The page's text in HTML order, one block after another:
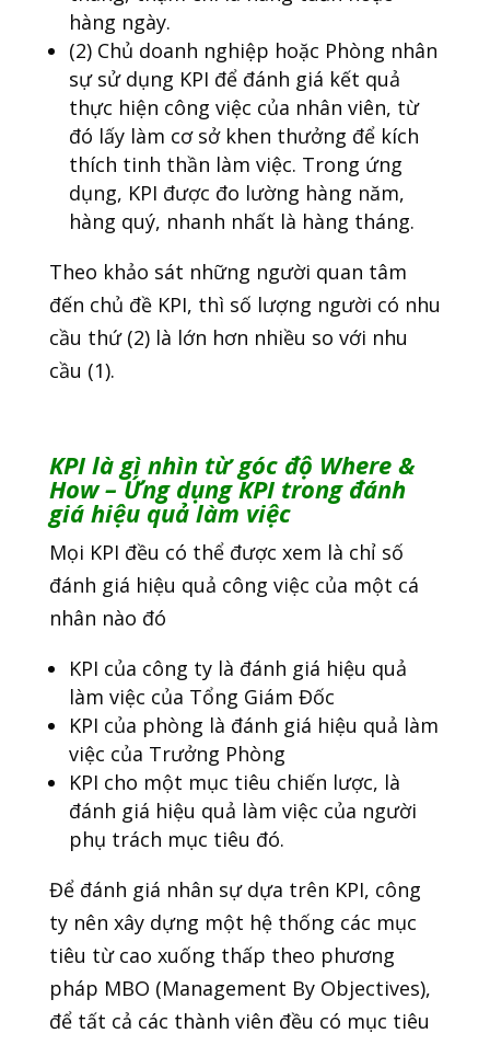
hàng ngày.
(2) Chủ doanh nghiệp hoặc Phòng nhân
sự sử dụng KPI để đánh giá kết quả
thực hiện công việc của nhân viên, từ
đó lấy làm cơ sở khen thưởng để kích
thích tinh thần làm việc. Trong ứng
dụng, KPI được đo lường hàng năm,
hàng quý, nhanh nhất là hàng tháng.
Theo khảo sát những người quan tâm
đến chủ đề KPI, thì số lượng người có nhu
cầu thứ (2) là lớn hơn nhiều so với nhu
cầu (1).
KPI là gìnhìn từ góc độ Where &
How – Ứng dụng KPI trong đánh
giá hiệu quả làm việc
Mọi KPI đều có thể được xem là chỉ số
đánh giá hiệu quả công việc của một cá
nhân nào đó
KPI của công ty là đánh giá hiệu quả
làm việc của Tổng Giám Đốc
KPI của phòng là đánh giá hiệu quả làm
việc của Trưởng Phòng
KPI cho một mục tiêu chiến lược, là
đánh giá hiệu quả làm việc của người
phụ trách mục tiêu đó.
Để đánh giá nhân sự dựa trên KPI, công
ty nên xây dựng một hệ thống các mục
tiêu từ cao xuống thấp theo phương
pháp MBO (Management By Objectives),
để tất cả các thành viên đều có mục tiêu